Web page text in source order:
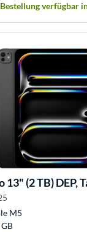
verfügbar
13" (2 TB) DEP,
M5